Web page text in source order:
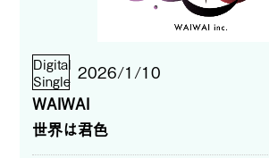
Digital
Single 2026/1/10
WAIWAI
世界は君色